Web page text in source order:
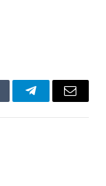
TelegramEmail